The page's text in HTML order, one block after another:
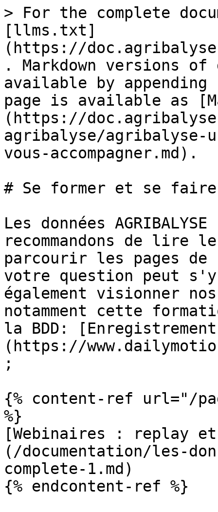
> For the complete
[llms.txt]
(https://
. Markdown versions of
available by
page is available as
(https://
agribalyse/agribalyse-
vous-accompagner.md).
# Se former et se faire
Les données
recommandons de lire
parcourir les pages
votre question peut
également visionner
notamment cette
la BDD:
(https://
;
{% content-ref url="/
%}
[Webinaires : replay
(/documentation/les-
complete-1.md)
{% endcontent-ref %}